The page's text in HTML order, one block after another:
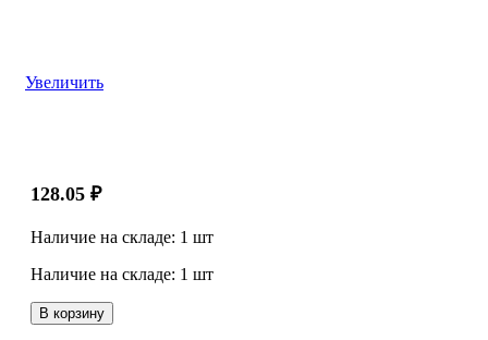
Увеличить
128.05 ₽
Наличие на складе: 1 шт
Наличие на складе: 1 шт
Количество
товара
В корзину